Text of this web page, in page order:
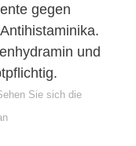
gegen
und
Sie sich die